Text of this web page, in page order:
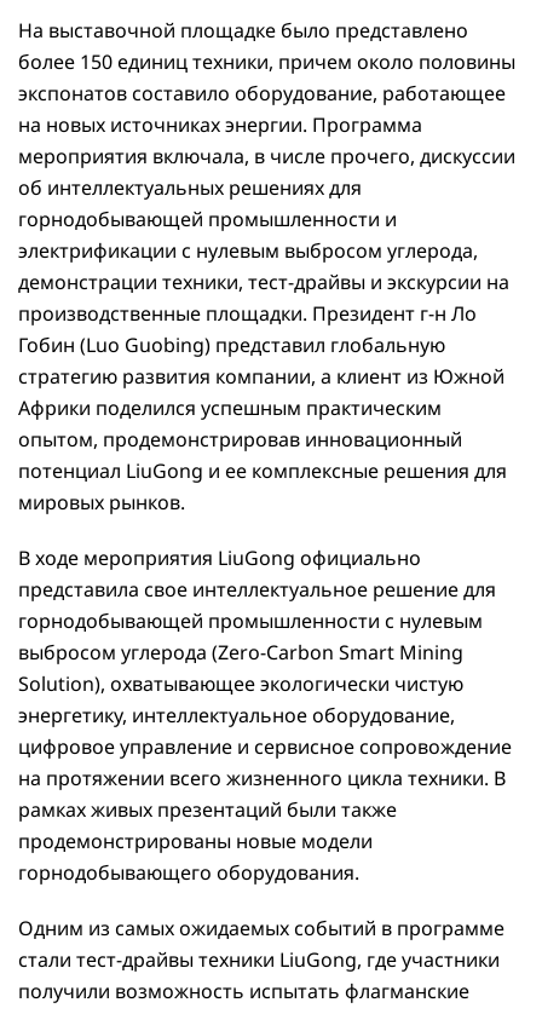
На выставочной площадке было представлено
более 150 единиц техники, причем около половины
экспонатов составило оборудование, работающее
на новых источниках энергии. Программа
мероприятия включала, в числе прочего, дискуссии
об интеллектуальных решениях для
горнодобывающей промышленности и
электрификации с нулевым выбросом углерода,
демонстрации техники, тест-драйвы и экскурсии на
производственные площадки. Президент г-н Ло
Гобин (Luo Guobing) представил глобальную
стратегию развития компании, а клиент из Южной
Африки поделился успешным практическим
опытом, продемонстрировав инновационный
потенциал LiuGong и ее комплексные решения для
мировых рынков.
В ходе мероприятия LiuGong официально
представила свое интеллектуальное решение для
горнодобывающей промышленности с нулевым
выбросом углерода (Zero-Carbon Smart Mining
Solution), охватывающее экологически чистую
энергетику, интеллектуальное оборудование,
цифровое управление и сервисное сопровождение
на протяжении всего жизненного цикла техники. В
рамках живых презентаций были также
продемонстрированы новые модели
горнодобывающего оборудования.
Одним из самых ожидаемых событий в программе
стали тест-драйвы техники LiuGong, где участники
получили возможность испытать флагманские